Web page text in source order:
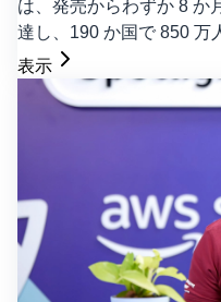
は、発売からわずか 8 か
達し、190 か国で 850 万
表示